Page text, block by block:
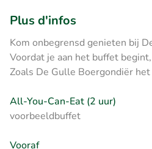
Plus d'infos
Kom onbegrensd genieten bij
Voordat je aan het buffet
Zoals De Gulle Boergondiër
All-You-Can-Eat (2 uur)
voorbeeldbuffet
Vooraf